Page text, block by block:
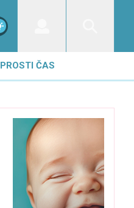
PROSTI ČAS